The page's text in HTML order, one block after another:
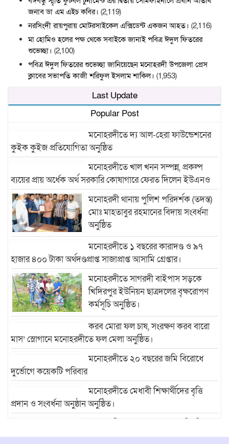
জনাব ডা এম এইচ কবির। (2,119)
নরসিংদী রায়পুরায় মোটরসাইকেল এক্সিডেন্ট একজন আহত। (2,116)
মা হোমিও হলের পক্ষ থেকে সবাইকে জানাই পবিত্র ঈদুল ফিতরের
শুভেচ্ছা। (2,100)
পবিত্র ঈদুল ফিতরের শুভেচ্ছা জানিয়েছেন মনোহরদী উপজেলা প্রেস
ক্লাবের সভাপতি কাজী শরিফুল ইসলাম শাকিল। (1,953)
Last Update
Popular Post
মনোহরদীতে দ্য আল-হেরা ফাউন্ডেশনের
কুইক কুইজ প্রতিযোগিতা অনুষ্ঠিত
মনোহরদীতে খাল খনন সম্পন্ন, প্রকল্প
ব্যয়ের প্রায় অর্ধেক অর্থ সরকারি কোষাগারে ফেরত দিলেন ইউএনও
মনোহরদী থানায় পুলিশ পরিদর্শক (তদন্ত)
মোঃ মাহতাবুর রহমানের বিদায় সংবর্ধনা
অনুষ্ঠিত
মনোহরদীতে ১ বছরের কারাদণ্ড ও ৯৭
হাজার ৪০০ টাকা অর্থদণ্ডপ্রাপ্ত সাজাপ্রাপ্ত আসামি গ্রেপ্তার।
মনোহরদীতে সাগরদী বাইপাস সড়কে
খিদিরপুর ইউনিয়ন ছাত্রদলের বৃক্ষরোপণ
কর্মসূচি অনুষ্ঠিত।
করব মোরা ফল চাষ, সংরক্ষণ করব বারো
মাস’ স্লোগানে মনোহরদীতে ফল মেলা অনুষ্ঠিত।
মনোহরদীতে ২০ বছরের জমি বিরোধে
দুর্ভোগে কয়েকটি পরিবার
মনোহরদীতে মেধাবী শিক্ষার্থীদের বৃত্তি
প্রদান ও সংবর্ধনা অনুষ্ঠান অনুষ্ঠিত।
মানুষের সংবাদ প্রকাশের জেরে সাংবাদিক লাঞ্ছিতের অভিযোগ।